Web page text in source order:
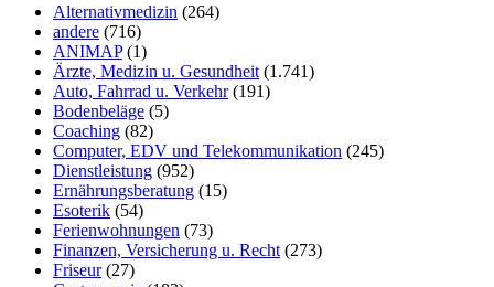
Alternativmedizin (264)
andere (716)
ANIMAP(1)
Ärzte, Medizin u. Gesundheit (1.741)
Auto, Fahrrad u. Verkehr(191)
Bodenbeläge (5)
Coaching (82)
Computer, EDV und Telekommunikation (245)
Dienstleistung (952)
Ernährungsberatung (15)
Esoterik (54)
Ferienwohnungen (73)
Finanzen, Versicherung u. Recht (273)
Friseur(27)